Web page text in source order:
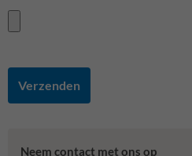
Verzenden
Neem contact met ons op